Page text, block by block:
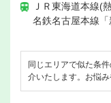
ＪＲ東海道本線(
名鉄名古屋本線
同じエリアで似た条
介いたします。お悩